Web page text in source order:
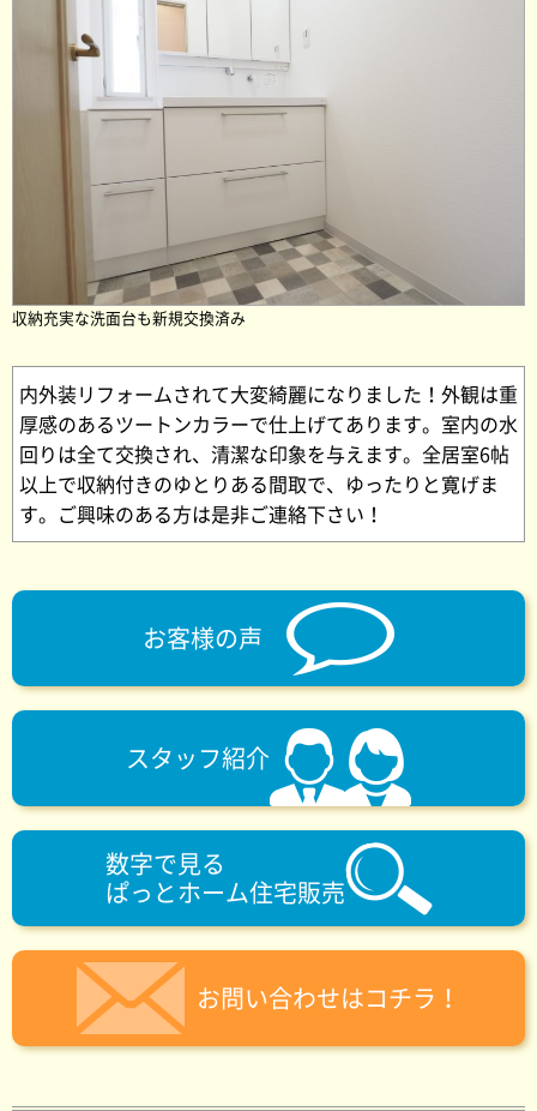
収納充実な洗面台も新規交換済み
内外装リフォームされて大変綺麗になりました！外観は重
厚感のあるツートンカラーで仕上げてあります。室内の水
回りは全て交換され、清潔な印象を与えます。全居室6帖
以上で収納付きのゆとりある間取で、ゆったりと寛げま
す。ご興味のある方は是非ご連絡下さい！
お客様の声
スタッフ紹介
数字で見る
ぱっとホーム住宅販売
お問い合わせはコチラ！